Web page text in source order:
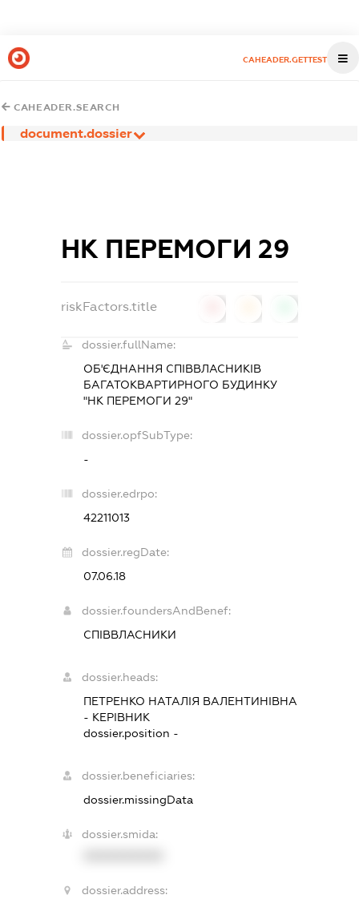
CAHEADER.GETTEST
CAHEADER.SEARCH
document.dossier
НК ПЕРЕМОГИ 29
riskFactors.title
dossier.fullName:
ОБ'ЄДНАННЯ СПІВВЛАСНИКІВ
БАГАТОКВАРТИРНОГО БУДИНКУ
"НК ПЕРЕМОГИ 29"
dossier.opfSubType:
-
dossier.edrpo:
42211013
dossier.regDate:
07.06.18
dossier.foundersAndBenef:
СПІВВЛАСНИКИ
dossier.heads:
ПЕТРЕНКО НАТАЛІЯ ВАЛЕНТИНІВНА
- КЕРІВНИК
dossier.position -
dossier.beneficiaries:
dossier.missingData
dossier.smida:
dossier.address: